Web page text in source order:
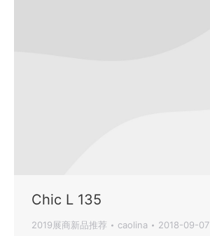
Chic L 135
2019展商新品推荐 caolina 2018-09-07